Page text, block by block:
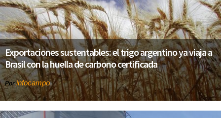
Exportaciones sustentables: el trigo argentino ya viaja a
Brasil con la huella de carbono certificada
Porinfocampo